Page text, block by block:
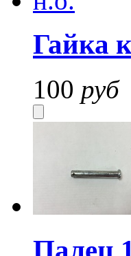
Гайка
100 руб